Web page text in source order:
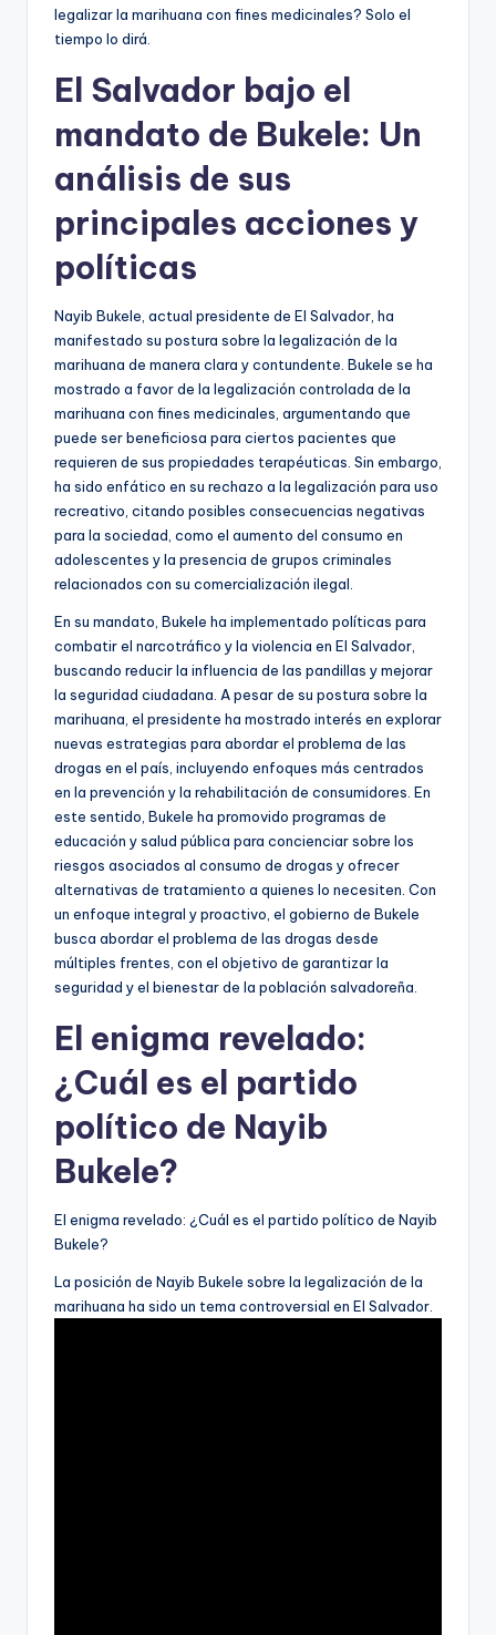
legalizar la marihuana con fines medicinales? Solo el
tiempo lo dirá.
El Salvador bajo el
mandato de Bukele: Un
análisis de sus
principales acciones y
políticas
Nayib Bukele, actual presidente de El Salvador, ha
manifestado su postura sobre la legalización de la
marihuana de manera clara y contundente. Bukele se ha
mostrado a favor de la legalización controlada de la
marihuana con fines medicinales, argumentando que
puede ser beneficiosa para ciertos pacientes que
requieren de sus propiedades terapéuticas. Sin embargo,
ha sido enfático en su rechazo a la legalización para uso
recreativo, citando posibles consecuencias negativas
para la sociedad, como el aumento del consumo en
adolescentes y la presencia de grupos criminales
relacionados con su comercialización ilegal.
En su mandato, Bukele ha implementado políticas para
combatir el narcotráfico y la violencia en El Salvador,
buscando reducir la influencia de las pandillas y mejorar
la seguridad ciudadana. A pesar de su postura sobre la
marihuana, el presidente ha mostrado interés en explorar
nuevas estrategias para abordar el problema de las
drogas en el país, incluyendo enfoques más centrados
en la prevención y la rehabilitación de consumidores. En
este sentido, Bukele ha promovido programas de
educación y salud pública para concienciar sobre los
riesgos asociados al consumo de drogas y ofrecer
alternativas de tratamiento a quienes lo necesiten. Con
un enfoque integral y proactivo, el gobierno de Bukele
busca abordar el problema de las drogas desde
múltiples frentes, con el objetivo de garantizar la
seguridad y el bienestar de la población salvadoreña.
El enigma revelado:
¿Cuál es el partido
político de Nayib
Bukele?
El enigma revelado: ¿Cuál es el partido político de Nayib
Bukele?
La posición de Nayib Bukele sobre la legalización de la
marihuana ha sido un tema controversial en El Salvador.